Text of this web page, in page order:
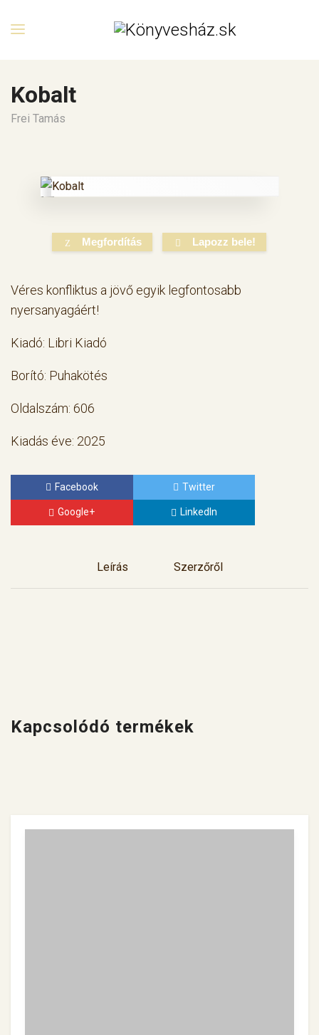
Kobalt
Frei Tamás
Megfordítás Lapozz bele!
Véres konfliktus a jövő egyik legfontosabb
nyersanyagáért!
Kiadó: Libri Kiadó
Borító: Puhakötés
Oldalszám: 606
Kiadás éve: 2025
Facebook Twitter
Google+ LinkedIn
Leírás Szerzőről
Kapcsolódó termékek